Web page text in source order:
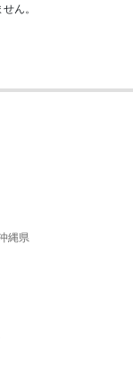
ん。
縄県